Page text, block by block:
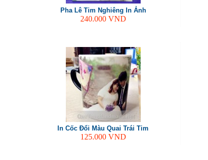
Pha Lê Tim Nghiêng In Ảnh
240.000 VND
In Cốc Đổi Màu Quai Trái Tim
125.000 VND